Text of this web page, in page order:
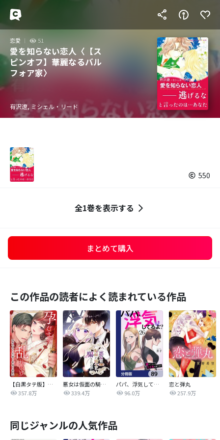
恋愛 51
愛を知らない恋人〈【ス
ピンオフ】華麗なるバル
フォア家〉
有沢遼, ミシェル・リード
550
全1巻を表示する
まとめて購入
この作品の読者によく読まれている作品
【白黒タテ版】孕むまで乱れいけ～身代わり花嫁と軍服の猛愛
357.8万
悪女は仮面の騎士に騙されない
339.4万
パパ、浮気してるよ？娘と二人でクズ夫を捨てます【分冊版】
96.0万
恋と弾丸
257.9万
同じジャンルの人気作品